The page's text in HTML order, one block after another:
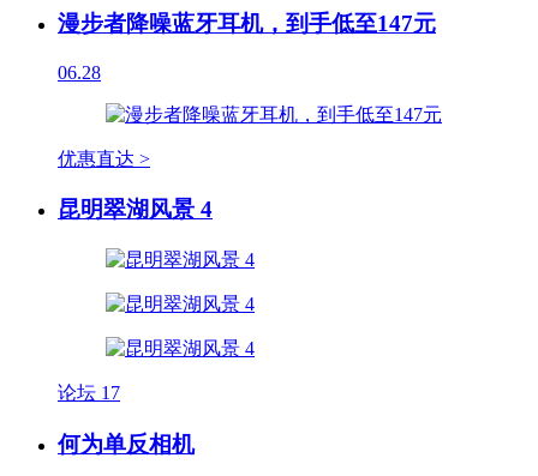
漫步者降噪蓝牙耳机，到手低至147元
06.28
优惠直达 >
昆明翠湖风景 4
论坛 17
何为单反相机